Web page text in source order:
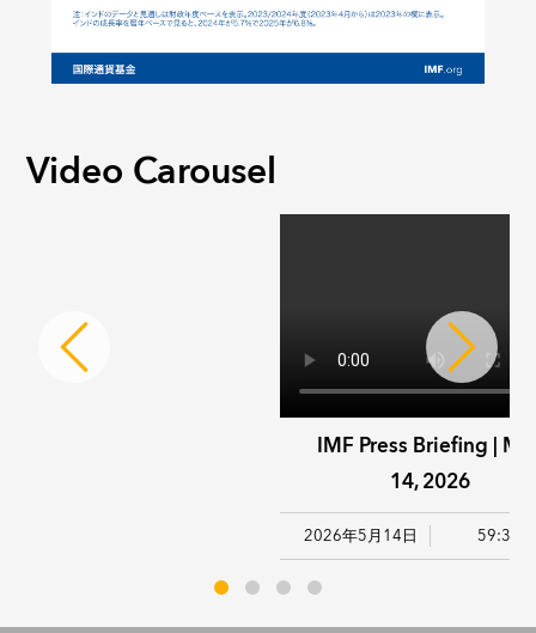
Video Carousel
IMF Press Briefing |
14, 2026
2026年5月14日 59:38